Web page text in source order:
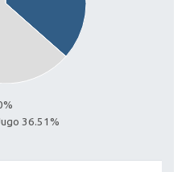
36.51%